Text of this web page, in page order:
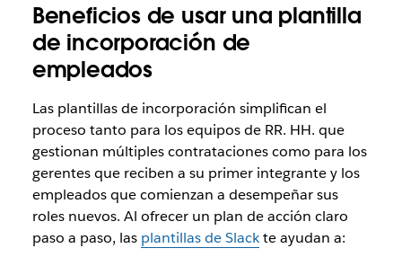
Beneficios de usar una plantilla
de incorporación de
empleados
Las plantillas de incorporación simplifican el
proceso tanto para los equipos de RR. HH. que
gestionan múltiples contrataciones como para los
gerentes que reciben a su primer integrante y los
empleados que comienzan a desempeñar sus
roles nuevos. Al ofrecer un plan de acción claro
paso a paso, las plantillas de Slackte ayudan a: